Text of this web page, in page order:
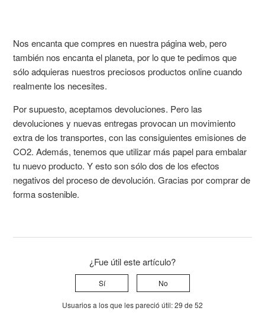
Nos encanta que compres en nuestra página web, pero
también nos encanta el planeta, por lo que te pedimos que
sólo adquieras nuestros preciosos productos online cuando
realmente los necesites.
Por supuesto, aceptamos devoluciones. Pero las
devoluciones y nuevas entregas provocan un movimiento
extra de los transportes, con las consiguientes emisiones de
CO2. Además, tenemos que utilizar más papel para embalar
tu nuevo producto. Y esto son sólo dos de los efectos
negativos del proceso de devolución. Gracias por comprar de
forma sostenible.
¿Fue útil este artículo?
Sí No
Usuarios a los que les pareció útil: 29 de 52